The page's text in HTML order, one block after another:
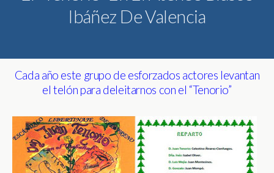
Ibáñez De Valencia
Cada año este grupo de esforzados actores levantan
el telón para deleitarnos con el “Tenorio”